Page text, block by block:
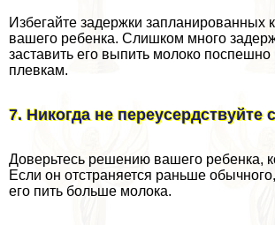
Избегайте задержки запланированных
вашего ребенка. Слишком много
заставить его выпить молоко поспешно
плевкам.
7. Никогда не переусердствуйте
Доверьтесь решению вашего ребенка,
Если он отстраняется раньше
его пить больше молока.